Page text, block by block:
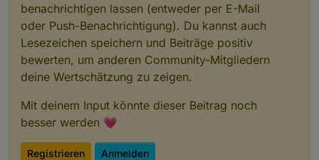
benachrichtigen lassen (entweder per E-Mail
oder Push-Benachrichtigung). Du kannst auch
Lesezeichen speichern und Beiträge positiv
bewerten, um anderen Community-Mitgliedern
deine Wertschätzung zu zeigen.
Mit deinem Input könnte dieser Beitrag noch
besser werden 💗
Registrieren Anmelden